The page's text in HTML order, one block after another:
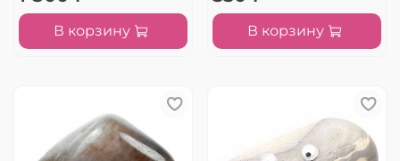
В корзину В корзину